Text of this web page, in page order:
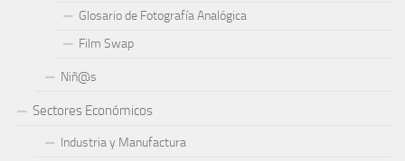
Glosario de Fotografía Analógica
Film Swap
Niñ@s
Sectores Económicos
Industria y Manufactura